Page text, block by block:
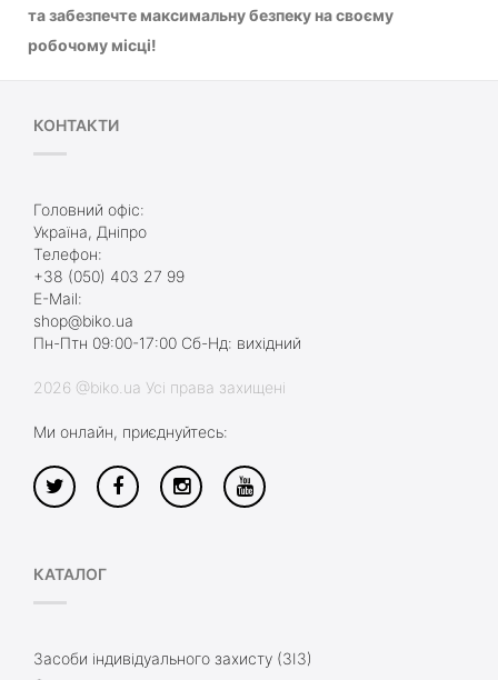
та забезпечте максимальну безпеку на своєму
робочому місці!
КОНТАКТИ
Головний офіс:
Україна, Дніпро
Телефон:
+38 (050) 403 27 99
E-Mail:
shop@biko.ua
Пн-Птн 09:00-17:00 Сб-Нд: вихідний
2026 @biko.ua Усі права захищені
Ми онлайн, приєднуйтесь:
КАТАЛОГ
Засоби індивідуального захисту (ЗІЗ)